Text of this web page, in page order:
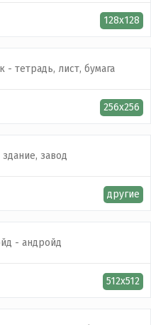
128x128
256x256
другие
512x512